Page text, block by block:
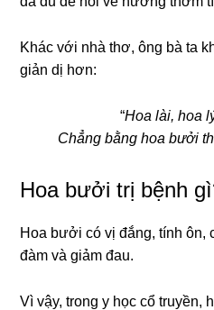
Khác với nhà thơ, ông bà ta
giản dị hơn:
“Hoa lài, hoa
Chẳng bằng hoa bưởi
Hoa bưởi trị bệnh
Hoa bưởi có vị đắng, tính ôn,
đàm và giảm đau.
Vì vậy, trong y học cổ